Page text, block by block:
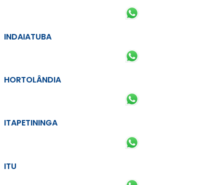
INDAIATUBA
HORTOLÂNDIA
ITAPETININGA
ITU